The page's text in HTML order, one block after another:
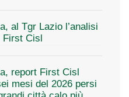
al Tgr Lazio l’analisi
First Cisl
report First Cisl
mesi del 2026 persi